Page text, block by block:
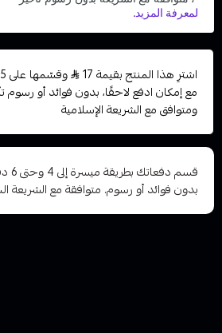
اشترِ هذا المنتج بقيمة 17
مع إمكان ادفع لاحقًا، بدون فوائد أو رسوم
ومتوافق مع الشريعة الإسلامية
قسم
بدون فوائد أو رسوم. متوافقة مع الشريعة